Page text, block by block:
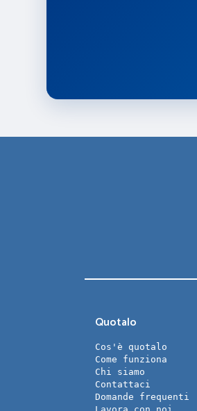
Quotalo
Cos'è quotalo
Come funziona
Chi siamo
Contattaci
Domande frequenti